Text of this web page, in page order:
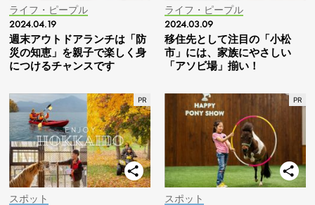
ライフ・ピープル
2024.04.19
週末アウトドアランチは「防
災の知恵」を親子で楽しく身
につけるチャンスです
ライフ・ピープル
2024.03.09
移住先として注目の「小松
市」には、家族にやさしい
「アソビ場」揃い！
スポット スポット